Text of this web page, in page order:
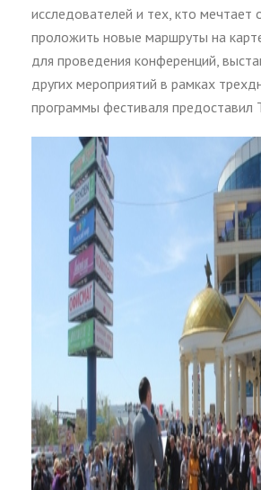
исследователей и тех, кто
проложить новые маршруты на
для проведения конференций,
других мероприятий в рамках
программы фестиваля